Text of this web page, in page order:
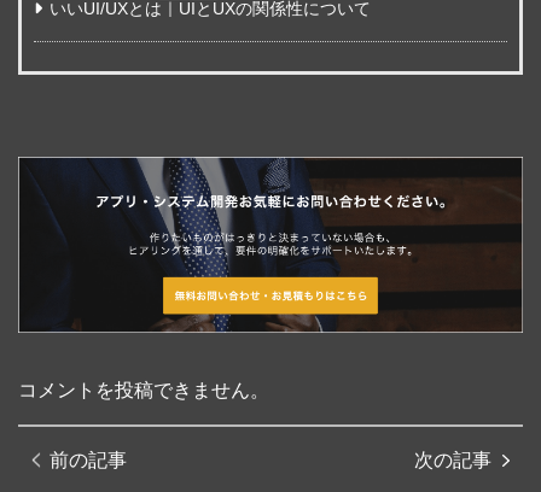
いいUI/UXとは｜UIとUXの関係性について
コメントを投稿できません。
前の記事 次の記事